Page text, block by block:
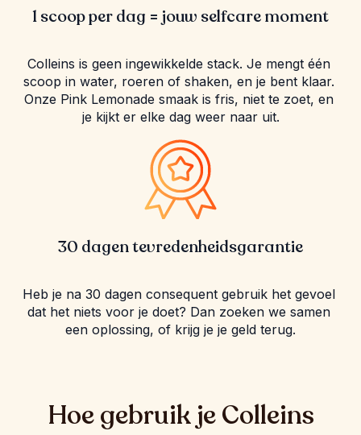
1 scoop per dag = jouw selfcare moment
Colleins is geen ingewikkelde stack. Je mengt één
scoop in water, roeren of shaken, en je bent klaar.
Onze Pink Lemonade smaak is fris, niet te zoet, en
je kijkt er elke dag weer naar uit.
30 dagen tevredenheidsgarantie
Heb je na 30 dagen consequent gebruik het gevoel
dat het niets voor je doet? Dan zoeken we samen
een oplossing, of krijg je je geld terug.
Hoe gebruik je Colleins